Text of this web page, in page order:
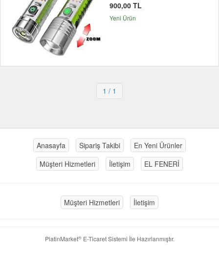
900,00 TL
Yeni Ürün
1 / 1
Anasayfa Sipariş Takibi
En Yeni Ürünler
Müşteri Hizmetleri
İletişim EL FENERİ
Müşteri Hizmetleri İletişim
PlatinMarket®E-Ticaret Sistemi İle Hazırlanmıştır.